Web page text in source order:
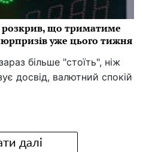
що триматиме
уже цього тижня
більше "стоїть", ніж
досвід, валютний спокій
далі